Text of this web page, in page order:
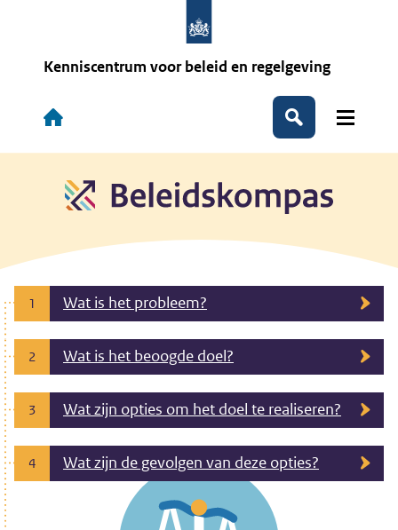
Kenniscentrum voor beleid en regelgeving
Hoofdnavigatie
Zoeken
1 Wat is het probleem?
2 Wat is het beoogde doel?
3 Wat zijn opties om het doel te realiseren?
4 Wat zijn de gevolgen van deze opties?